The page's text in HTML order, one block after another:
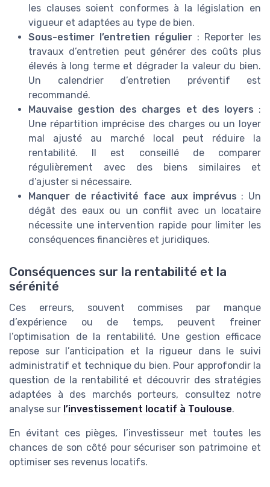
les clauses soient conformes à la législation en
vigueur et adaptées au type de bien.
Sous-estimer l’entretien régulier : Reporter les
travaux d’entretien peut générer des coûts plus
élevés à long terme et dégrader la valeur du bien.
Un calendrier d’entretien préventif est
recommandé.
Mauvaise gestion des charges et des loyers :
Une répartition imprécise des charges ou un loyer
mal ajusté au marché local peut réduire la
rentabilité. Il est conseillé de comparer
régulièrement avec des biens similaires et
d’ajuster si nécessaire.
Manquer de réactivité face aux imprévus : Un
dégât des eaux ou un conflit avec un locataire
nécessite une intervention rapide pour limiter les
conséquences financières et juridiques.
Conséquences sur la rentabilité et la
sérénité
Ces erreurs, souvent commises par manque
d’expérience ou de temps, peuvent freiner
l’optimisation de la rentabilité. Une gestion efficace
repose sur l’anticipation et la rigueur dans le suivi
administratif et technique du bien. Pour approfondir la
question de la rentabilité et découvrir des stratégies
adaptées à des marchés porteurs, consultez notre
analyse sur l’investissement locatif à Toulouse.
En évitant ces pièges, l’investisseur met toutes les
chances de son côté pour sécuriser son patrimoine et
optimiser ses revenus locatifs.